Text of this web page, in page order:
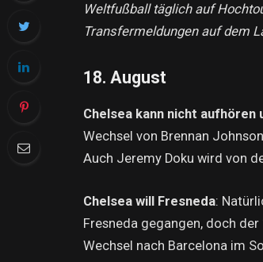
Weltfußball täglich auf
Transfermeldungen auf dem
18. August
Chelsea kann nicht
Wechsel von Brennan
Auch Jeremy Doku wird von
Chelsea will Fresneda:
Fresneda gegangen, doch
Wechsel nach Barcelona im